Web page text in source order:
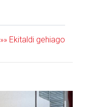
»» Ekitaldi gehiago